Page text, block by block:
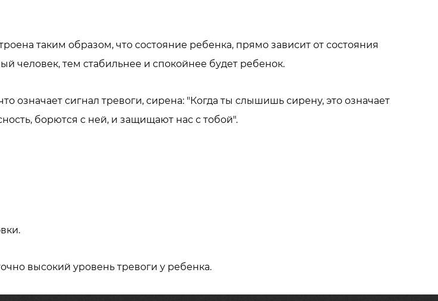
таким образом, что состояние ребенка, прямо зависит от состояния
человек, тем стабильнее и спокойнее будет ребенок.
означает сигнал тревоги, сирена: "Когда ты слышишь сирену, это означает
борются с ней, и защищают нас с тобой".
высокий уровень тревоги у ребенка.